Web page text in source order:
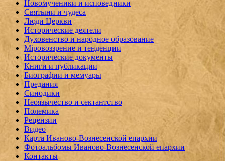
Новомученики и исповедники
Святыни и чудеса
Люди Церкви
Исторические деятели
Духовенство и народное образование
Мiровоззрение и тенденции
Исторические документы
Книги и публикации
Биографии и мемуары
Предания
Синодики
Неоязычество и сектантство
Полемика
Рецензии
Видео
Карта Иваново-Вознесенской епархии
Фотоальбомы Иваново-Вознесенской епархии
Контакты